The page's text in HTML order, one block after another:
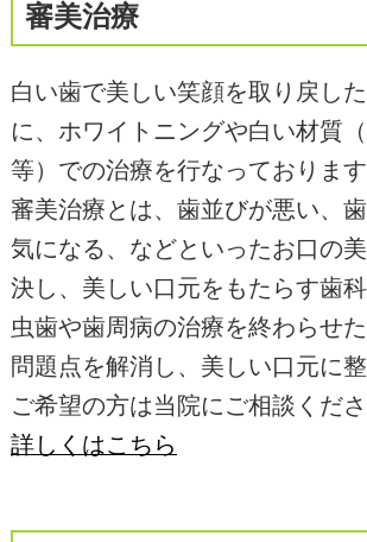
審美治療
白い歯で美しい笑顔を取り戻し
に、ホワイトニングや白い材質
等）での治療を行なっております
審美治療とは、歯並びが悪い、
気になる、などといったお口の
決し、美しい口元をもたらす歯科
虫歯や歯周病の治療を終わらせ
問題点を解消し、美しい口元に整
ご希望の方は当院にご相談くださ
詳しくはこちら